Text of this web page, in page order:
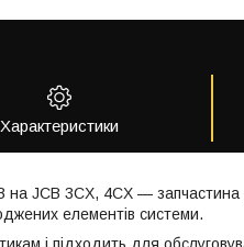
Характеристики
JCB 3CX, 4CX —
елементів системи.
і підходить для